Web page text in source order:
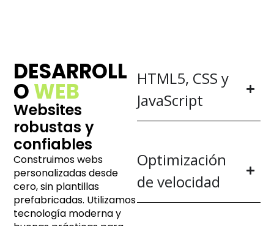
DESARROLL
OWEB
Websites
robustas y
confiables
Construimos webs
personalizadas desde
cero, sin plantillas
prefabricadas. Utilizamos
tecnología moderna y
HTML5, CSS y
JavaScript
Optimización
de velocidad